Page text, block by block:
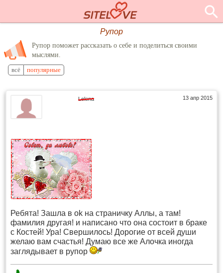
Рупор
Рупор поможет рассказать о себе и поделиться своими
мыслями.
всё популярные
13 апр 2015
Lelena
Ребята! Зашла в ok на страничку Аллы, а там!
фамилия другая! и написано что она состоит в браке
с Костей! Ура! Свершилось! Дорогие от всей души
желаю вам счастья! Думаю все же Алочка иногда
заглядывает в рупор